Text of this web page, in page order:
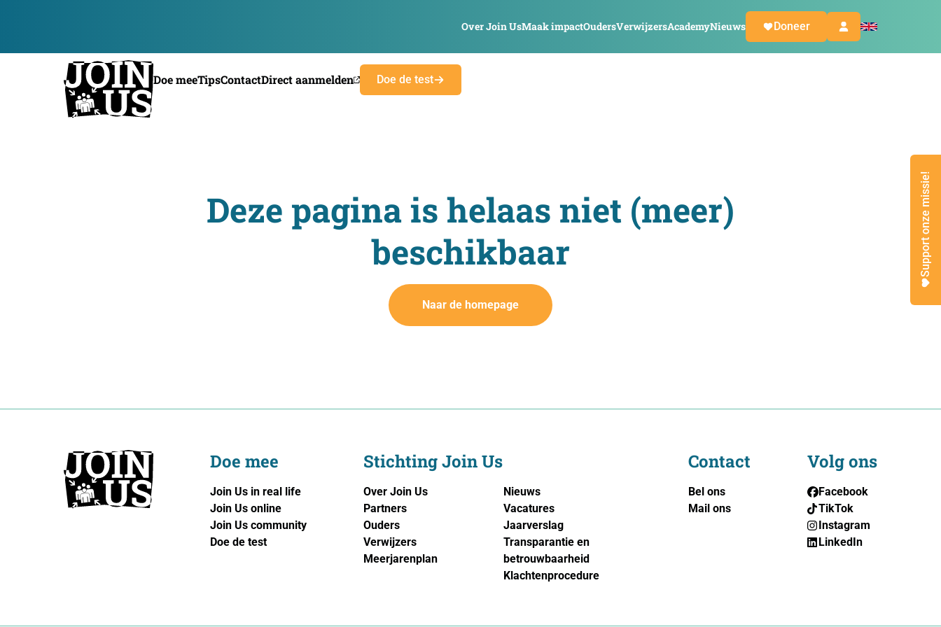
Over Join UsMaak impactOudersVerwijzersAcademyNieuws Doneer
Doe meeTipsContactDirect aanmelden Doe de test
Support onze missie!
Deze pagina is helaas niet (meer)
beschikbaar
Naar de homepage
Doe mee
Join Us in real life
Join Us online
Join Us community
Doe de test
Stichting Join Us
Over Join Us
Partners
Ouders
Verwijzers
Meerjarenplan
Nieuws
Vacatures
Jaarverslag
Transparantie en
betrouwbaarheid
Klachtenprocedure
Contact
Bel ons
Mail ons
Volg ons
Facebook
TikTok
Instagram
LinkedIn